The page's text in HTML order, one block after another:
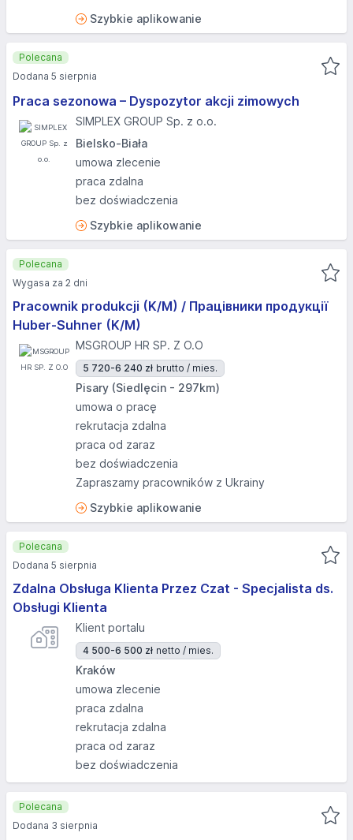
Szybkie aplikowanie
Praca sezonowa – Dyspozytor akcji zimowych
SIMPLEX GROUP Sp. z o.o.
Bielsko-Biała
umowa zlecenie
praca zdalna
bez doświadczenia
Szybkie aplikowanie
Polecana
Dodana 5 sierpnia
Pracownik produkcji (K/M) / Працівники продукції
Huber-Suhner (K/M)
MSGROUP HR SP. Z O.O
5 720-6 240 zł brutto / mies.
Pisary (Siedlęcin - 297km)
umowa o pracę
rekrutacja zdalna
praca od zaraz
bez doświadczenia
Zapraszamy pracowników z Ukrainy
Szybkie aplikowanie
Polecana
Wygasa za 2 dni
Zdalna Obsługa Klienta Przez Czat - Specjalista ds.
Obsługi Klienta
Klient portalu
4 500-6 500 zł netto / mies.
Kraków
umowa zlecenie
praca zdalna
rekrutacja zdalna
praca od zaraz
bez doświadczenia
Polecana
Dodana 5 sierpnia
Polecana
Dodana 3 sierpnia